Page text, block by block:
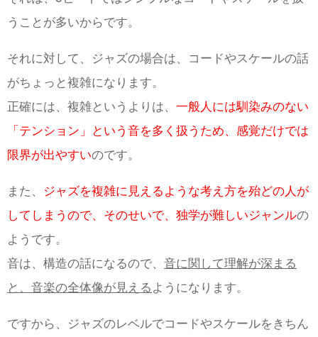
うことが多いからです。
それに対して、ジャズの場合は、コードやスケールの話
がちょっと複雑になります。
正確には、複雑というよりは、 一般人には馴染みのない
「テンション」という音を多く扱うため、感覚だけでは
限界が出やすいのです。
また、 ジャズを複雑に見えるような考え方を殆どの人が
してしまうので、そのせいで、独学が難しいジャンルの
ようです。
音は、構造の話になるので、 音に関して理解が深まる
と、音楽の全体像が見える ようになります。
ですから、ジャズのレベルでコードやスケールをきちん